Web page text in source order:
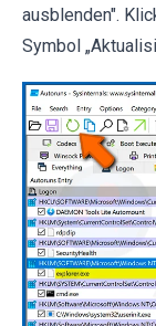
ausblenden".
Symbol